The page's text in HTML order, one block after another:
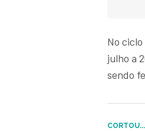
No
julho a
sendo